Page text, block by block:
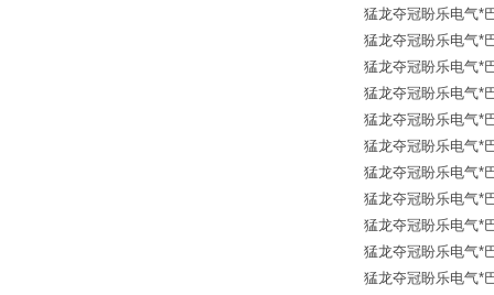
猛龙夺冠盼乐电气*
猛龙夺冠盼乐电气*
猛龙夺冠盼乐电气*
猛龙夺冠盼乐电气*
猛龙夺冠盼乐电气*
猛龙夺冠盼乐电气*
猛龙夺冠盼乐电气*
猛龙夺冠盼乐电气*
猛龙夺冠盼乐电气*
猛龙夺冠盼乐电气*
猛龙夺冠盼乐电气*